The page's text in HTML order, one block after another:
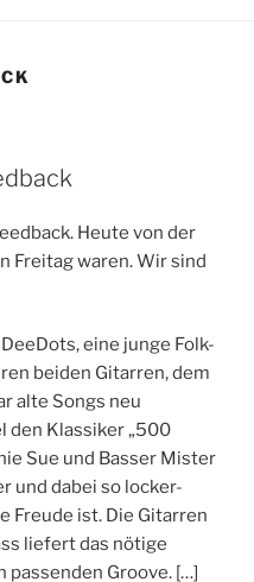
Heute von der
Freitag waren. Wir sind
eine junge Folk-
beiden Gitarren, dem
alte Songs neu
den Klassiker „500
Sue und Basser Mister
und dabei so locker-
Freude ist. Die Gitarren
liefert das nötige
passenden Groove. […]